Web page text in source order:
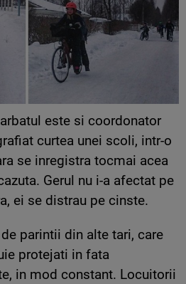
este si coordonator
curtea unei scoli, intr-o
se inregistra tocmai acea
Gerul nu i-a afectat pe
ei se distrau pe cinste.
parintii din alte tari, care
protejati in fata
in mod constant. Locuitorii